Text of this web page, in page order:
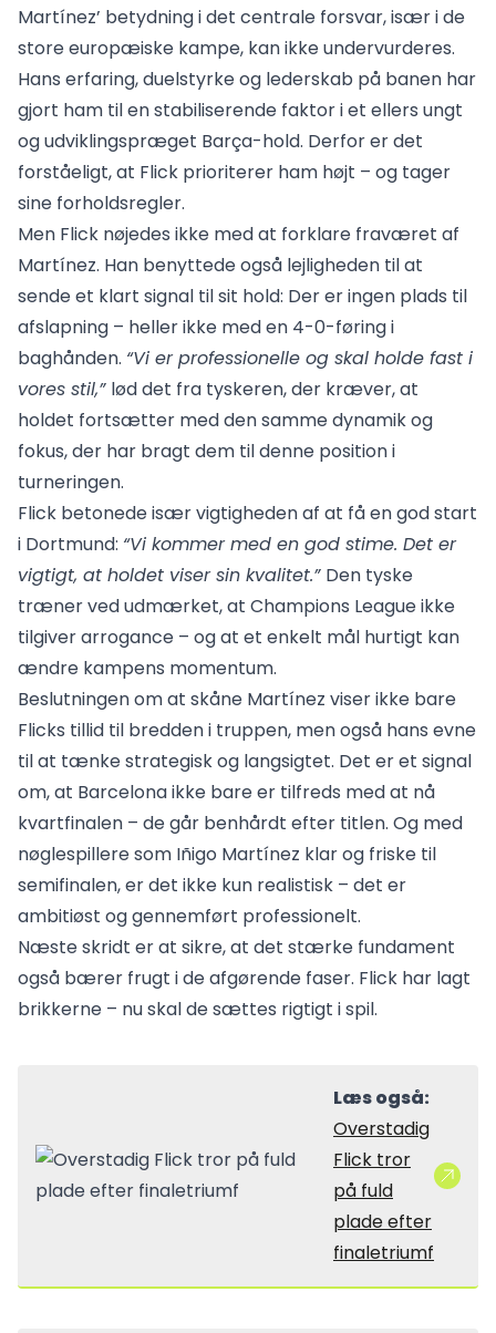
Martínez’ betydning i det centrale forsvar, især i de
store europæiske kampe, kan ikke undervurderes.
Hans erfaring, duelstyrke og lederskab på banen har
gjort ham til en stabiliserende faktor i et ellers ungt
og udviklingspræget Barça-hold. Derfor er det
forståeligt, at Flick prioriterer ham højt – og tager
sine forholdsregler.
Men Flick nøjedes ikke med at forklare fraværet af
Martínez. Han benyttede også lejligheden til at
sende et klart signal til sit hold: Der er ingen plads til
afslapning – heller ikke med en 4-0-føring i
baghånden. “Vi er professionelle og skal holde fast i
vores stil,” lød det fra tyskeren, der kræver, at
holdet fortsætter med den samme dynamik og
fokus, der har bragt dem til denne position i
turneringen.
Flick betonede især vigtigheden af at få en god start
i Dortmund: “Vi kommer med en god stime. Det er
vigtigt, at holdet viser sin kvalitet.” Den tyske
træner ved udmærket, at Champions League ikke
tilgiver arrogance – og at et enkelt mål hurtigt kan
ændre kampens momentum.
Beslutningen om at skåne Martínez viser ikke bare
Flicks tillid til bredden i truppen, men også hans evne
til at tænke strategisk og langsigtet. Det er et signal
om, at Barcelona ikke bare er tilfreds med at nå
kvartfinalen – de går benhårdt efter titlen. Og med
nøglespillere som Iñigo Martínez klar og friske til
semifinalen, er det ikke kun realistisk – det er
ambitiøst og gennemført professionelt.
Næste skridt er at sikre, at det stærke fundament
også bærer frugt i de afgørende faser. Flick har lagt
brikkerne – nu skal de sættes rigtigt i spil.
Læs også:
Overstadig
Flick tror
på fuld
plade efter
finaletriumf